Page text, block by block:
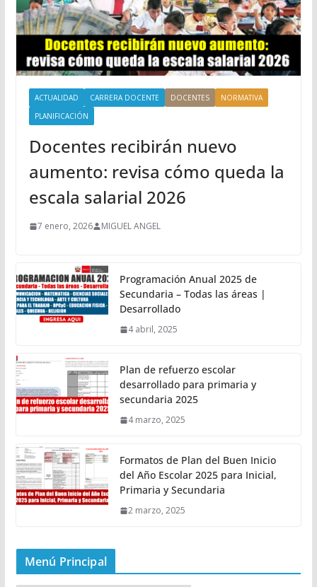
ACTUALIDAD CARRERA DOCENTE DOCENTES
NORMATIVA
PLANIFICACIÓN
Docentes recibirán nuevo
aumento: revisa cómo queda la
escala salarial 2026
7 enero, 2026 MIGUEL ANGEL
Programación Anual 2025 de
Secundaria – Todas las áreas |
Desarrollado
4 abril, 2025
Plan de refuerzo escolar
desarrollado para primaria y
secundaria 2025
4 marzo, 2025
Formatos de Plan del Buen Inicio
del Año Escolar 2025 para Inicial,
Primaria y Secundaria
2 marzo, 2025
Menú Principal